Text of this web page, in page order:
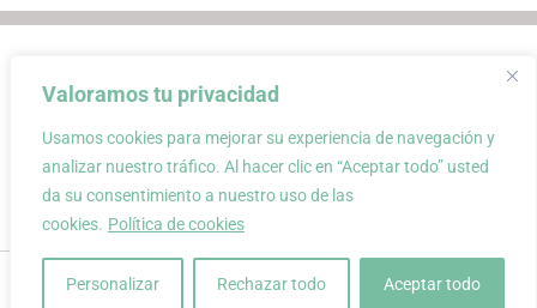
Valoramos tu privacidad
Usamos cookies para mejorar su experiencia de navegación y
analizar nuestro tráfico. Al hacer clic en “Aceptar todo” usted
da su consentimiento a nuestro uso de las
cookies. Política de cookies
Personalizar Rechazar todo Aceptar todo
Condiciones de uso
Atención al Cliente
Política de privacidad
Carrito
Mi cuenta
conloquetengo · creación de complementos únicos y atemporales a